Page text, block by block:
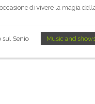
di vivere la magia
Senio Music and